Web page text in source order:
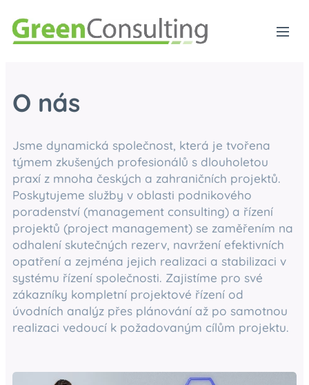
O nás
Jsme dynamická společnost, která je tvořena
týmem zkušených profesionálů s dlouholetou
praxí z mnoha českých a zahraničních projektů.
Poskytujeme služby v oblasti podnikového
poradenství (management consulting) a řízení
projektů (project management) se zaměřením na
odhalení skutečných rezerv, navržení efektivních
opatření a zejména jejich realizaci a stabilizaci v
systému řízení společnosti. Zajistíme pro své
zákazníky kompletní projektové řízení od
úvodních analýz přes plánování až po samotnou
realizaci vedoucí k požadovaným cílům projektu.